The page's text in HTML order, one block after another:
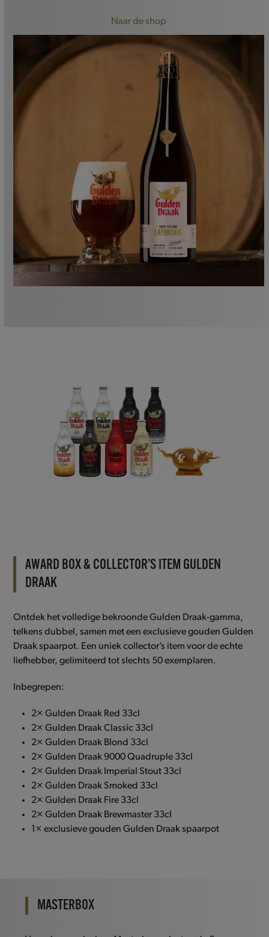
Naar de shop
AWARD BOX & COLLECTOR’S ITEM GULDEN
DRAAK
Ontdek het volledige bekroonde Gulden Draak-gamma,
telkens dubbel, samen met een exclusieve gouden Gulden
Draak spaarpot. Een uniek collector’s item voor de echte
liefhebber,gelimiteerd tot slechts 50 exemplaren.
Inbegrepen:
2× Gulden Draak Red 33cl
2× Gulden Draak Classic 33cl
2× Gulden Draak Blond 33cl
2× Gulden Draak 9000 Quadruple 33cl
2× Gulden Draak Imperial Stout 33cl
2× Gulden Draak Smoked 33cl
2× Gulden Draak Fire 33cl
2× Gulden Draak Brewmaster 33cl
1× exclusieve gouden Gulden Draak spaarpot
MASTERBOX